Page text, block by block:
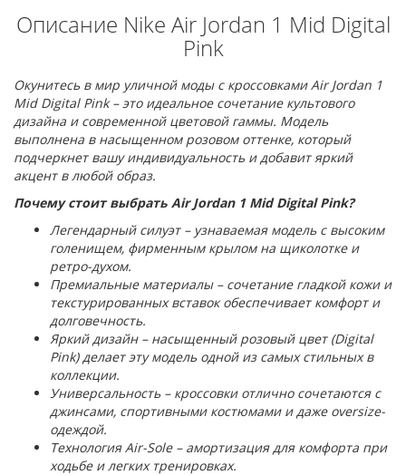
Описание Nike Air Jordan 1 Mid Digital
Pink
Окунитесь в мир уличной моды с кроссовками Air Jordan 1
Mid Digital Pink – это идеальное сочетание культового
дизайна и современной цветовой гаммы. Модель
выполнена в насыщенном розовом оттенке, который
подчеркнет вашу индивидуальность и добавит яркий
акцент в любой образ.
Почему стоит выбрать Air Jordan 1 Mid Digital Pink?
Легендарный силуэт – узнаваемая модель с высоким
голенищем, фирменным крылом на щиколотке и
ретро-духом.
Премиальные материалы – сочетание гладкой кожи и
текстурированных вставок обеспечивает комфорт и
долговечность.
Яркий дизайн – насыщенный розовый цвет (Digital
Pink) делает эту модель одной из самых стильных в
коллекции.
Универсальность – кроссовки отлично сочетаются с
джинсами, спортивными костюмами и даже oversize-
одеждой.
Технология Air-Sole – амортизация для комфорта при
ходьбе и легких тренировках.